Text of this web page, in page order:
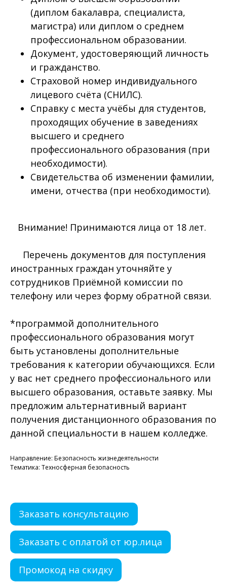
(диплом бакалавра, специалиста,
магистра) или диплом о среднем
профессиональном образовании.
Документ, удостоверяющий личность
и гражданство.
Страховой номер индивидуального
лицевого счёта (СНИЛС).
Справку с места учёбы для студентов,
проходящих обучение в заведениях
высшего и среднего
профессионального образования (при
необходимости).
Свидетельства об изменении фамилии,
имени, отчества (при необходимости).
Внимание! Принимаются лица от 18 лет.
Перечень документов для поступления
иностранных граждан уточняйте у
сотрудников Приёмной комиссии по
телефону или через форму обратной связи.
*программой дополнительного
профессионального образования могут
быть установлены дополнительные
требования к категории обучающихся. Если
у вас нет среднего профессионального или
высшего образования, оставьте заявку. Мы
предложим альтернативный вариант
получения дистанционного образования по
данной специальности в нашем колледже.
Направление: Безопасность жизнедеятельности
Тематика: Техносферная безопасность
Заказать консультацию
Заказать с оплатой от юр.лица
Промокод на скидку